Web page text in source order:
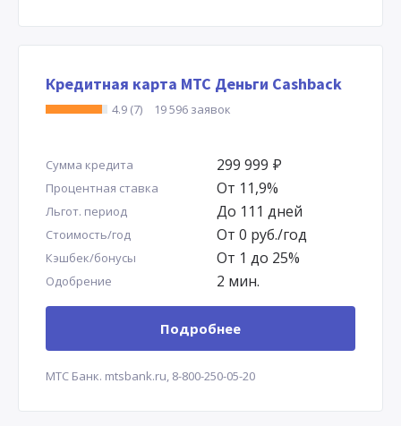
Кредитная карта МТС Деньги Cashback
4.9 (7) 19 596 заявок
Сумма кредита 299 999 Р
Процентная ставка От 11,9%
Льгот. период До 111 дней
Стоимость/год От 0 руб./год
Кэшбек/бонусы От 1 до 25%
Одобрение 2 мин.
Подробнее
МТС Банк. mtsbank.ru, 8-800-250-05-20